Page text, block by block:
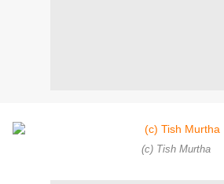
(c) Tish Murtha